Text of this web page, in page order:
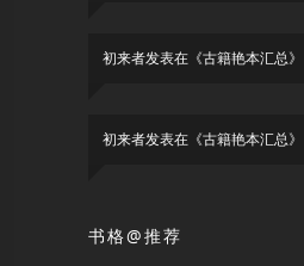
初来者发表在《古籍艳本汇总》
初来者发表在《古籍艳本汇总》
书格@推荐